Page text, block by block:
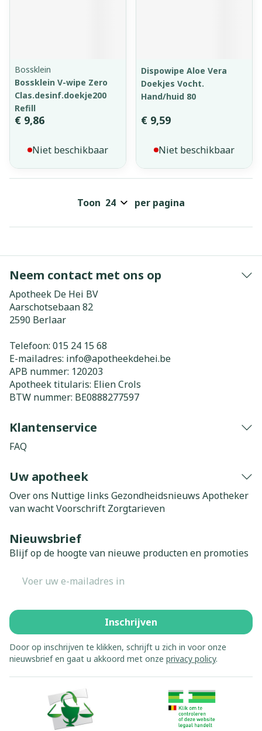
Bossklein
Bossklein V-wipe Zero
Clas.desinf.doekje200
Refill
€ 9,86
Niet beschikbaar
Dispowipe Aloe Vera
Doekjes Vocht.
Hand/huid 80
€ 9,59
Niet beschikbaar
Toon per pagina
Neem contact met ons op
Apotheek De Hei BV
Aarschotsebaan 82
2590 Berlaar
Telefoon: 015 24 15 68
E-mailadres: info@apotheekdehei.be
APB nummer: 120203
Apotheek titularis: Elien Crols
BTW nummer: BE0888277597
Klantenservice
FAQ
Uw apotheek
Over ons Nuttige links Gezondheidsnieuws Apotheker
van wachtVoorschrift Zorgtarieven
Nieuwsbrief
Blijf op de hoogte van nieuwe producten en promoties
Inschrijven
Door op inschrijven te klikken, schrijft u zich in voor onze
nieuwsbrief en gaat u akkoord met onze privacy policy.